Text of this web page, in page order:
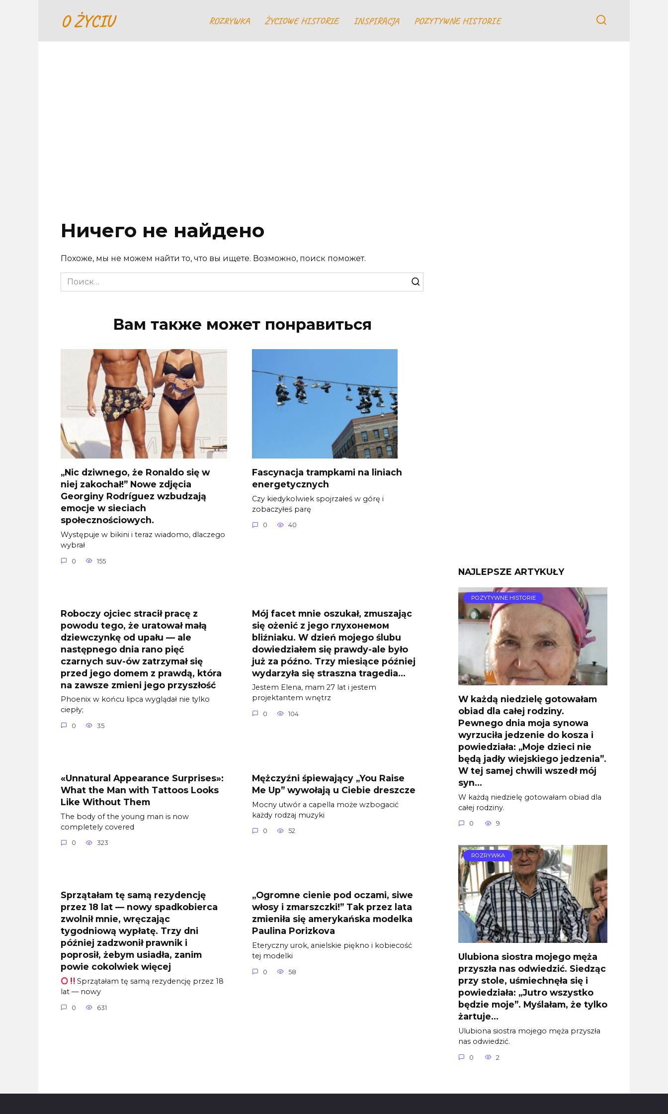
O ŻYCIU ROZRYWKA ŻYCIOWE HISTORIE INSPIRACJA POZYTYWNE HISTORIE
Ничего не найдено
Похоже, мы не можем найти то, что вы ищете. Возможно, поиск поможет.
Search
for:
Вам также может понравиться
„Nic dziwnego, że Ronaldo się w
niej zakochał!” Nowe zdjęcia
Georginy Rodríguez wzbudzają
emocje w sieciach
społecznościowych.
Występuje w bikini i teraz wiadomo, dlaczego
wybrał
0 155
Fascynacja trampkami na liniach
energetycznych
Czy kiedykolwiek spojrzałeś w górę i
zobaczyłeś parę
0 40
Roboczy ojciec stracił pracę z
powodu tego, że uratował małą
dziewczynkę od upału — ale
następnego dnia rano pięć
czarnych suv-ów zatrzymał się
przed jego domem z prawdą, która
na zawsze zmieni jego przyszłość
Phoenix w końcu lipca wyglądał nie tylko
ciepły;
0 35
Mój facet mnie oszukał, zmuszając
się ożenić z jego глухонемом
bliźniaku. W dzień mojego ślubu
dowiedziałem się prawdy-ale było
już za późno. Trzy miesiące później
wydarzyła się straszna tragedia…
Jestem Elena, mam 27 lat i jestem
projektantem wnętrz
0 104
«Unnatural Appearance Surprises»:
What the Man with Tattoos Looks
Like Without Them
The body of the young man is now
completely covered
0 323
Mężczyźni śpiewający „You Raise
Me Up” wywołają u Ciebie dreszcze
Mocny utwór a capella może wzbogacić
każdy rodzaj muzyki
0 52
Sprzątałam tę samą rezydencję
przez 18 lat — nowy spadkobierca
zwolnił mnie, wręczając
tygodniową wypłatę. Trzy dni
później zadzwonił prawnik i
poprosił, żebym usiadła, zanim
powie cokolwiek więcej
Sprzątałam tę samą rezydencję przez 18
lat — nowy
0 631
„Ogromne cienie pod oczami, siwe
włosy i zmarszczki!” Tak przez lata
zmieniła się amerykańska modelka
Paulina Porizkova
Eteryczny urok, anielskie piękno i kobiecość
tej modelki
0 58
NAJLEPSZE ARTYKUŁY
POZYTYWNE HISTORIE
W każdą niedzielę gotowałam
obiad dla całej rodziny.
Pewnego dnia moja synowa
wyrzuciła jedzenie do kosza i
powiedziała: „Moje dzieci nie
będą jadły wiejskiego jedzenia”.
W tej samej chwili wszedł mój
syn…
W każdą niedzielę gotowałam obiad dla
całej rodziny.
0 9
ROZRYWKA
Ulubiona siostra mojego męża
przyszła nas odwiedzić. Siedząc
przy stole, uśmiechnęła się i
powiedziała: „Jutro wszystko
będzie moje”. Myślałam, że tylko
żartuje…
Ulubiona siostra mojego męża przyszła
nas odwiedzić.
0 2